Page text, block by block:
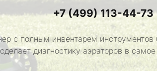
+7 (499) 113-44-73
с полным инвентарем инструментов
диагностику аэраторов в